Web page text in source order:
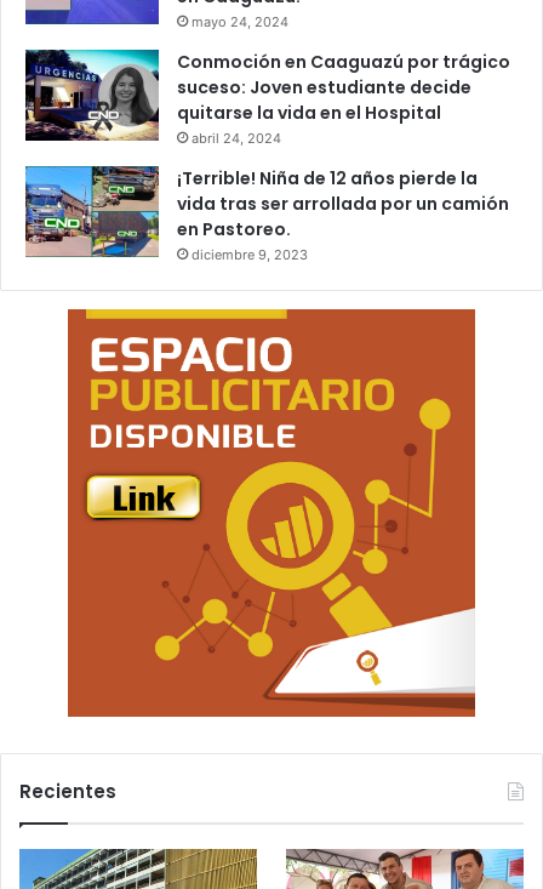
mayo 24, 2024
Conmoción en Caaguazú por trágico
suceso: Joven estudiante decide
quitarse la vida en el Hospital
abril 24, 2024
¡Terrible! Niña de 12 años pierde la
vida tras ser arrollada por un camión
en Pastoreo.
diciembre 9, 2023
Recientes